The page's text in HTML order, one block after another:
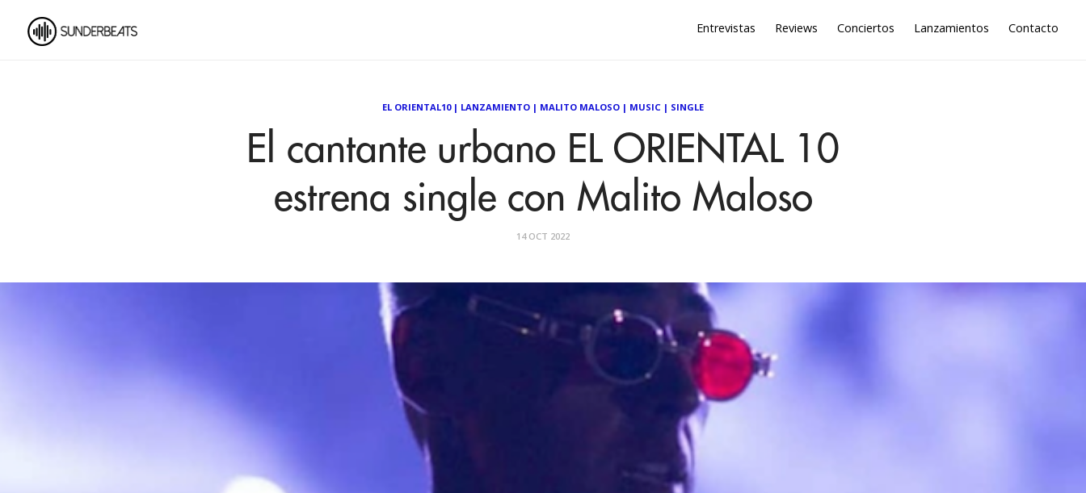
Entrevistas Reviews Conciertos Lanzamientos Contacto
EL ORIENTAL10| LANZAMIENTO | MALITO MALOSO | MUSIC | SINGLE
El cantante urbano EL ORIENTAL 10
estrena single con Malito Maloso
14 OCT 2022